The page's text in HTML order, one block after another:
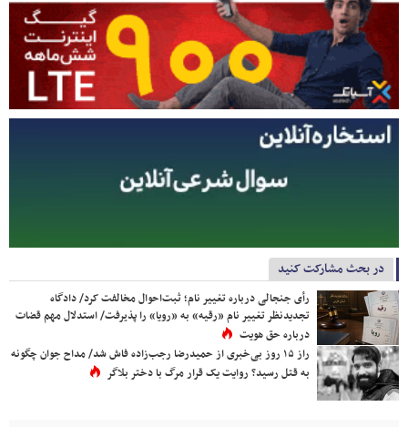
در بحث مشارکت کنید
رأی جنجالی درباره تغییر نام؛ ثبت‌احوال مخالفت کرد/ دادگاه
تجدیدنظر تغییر نام «رقیه» به «رویا» را پذیرفت/ استدلال مهم قضات
درباره حق هویت
راز ۱۵ روز بی‌خبری از حمیدرضا رجب‌زاده فاش شد/ مداح جوان چگونه
به قتل رسید؟ روایت یک قرار مرگ با دختر بلاگر